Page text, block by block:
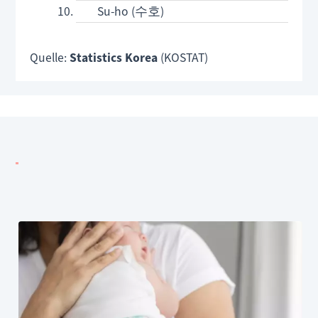
Su-ho (수호)
Quelle:Statistics Korea (KOSTAT)